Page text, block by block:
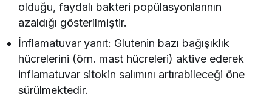
olduğu, faydalı bakteri popülasyonlarının
azaldığı gösterilmiştir.
İnflamatuvar yanıt: Glutenin bazı bağışıklık
hücrelerini (örn. mast hücreleri) aktive ederek
inflamatuvar sitokin salımını artırabileceği öne
sürülmektedir.